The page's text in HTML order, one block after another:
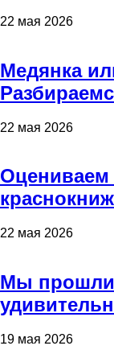
22 мая 2026
Медянка
22 мая 2026
Оцениваем
22 мая 2026
Мы прошли
19 мая 2026